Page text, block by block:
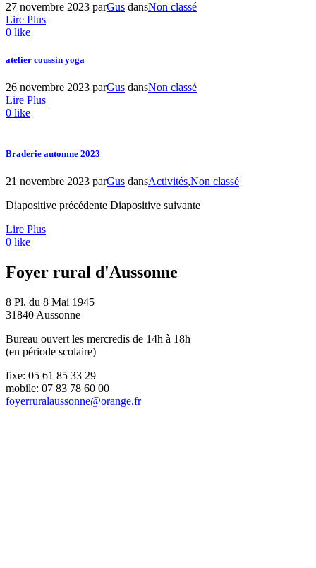
27 novembre 2023 parGus dansNon classé
Lire Plus
0 like
atelier coussin yoga
26 novembre 2023 parGus dansNon classé
Lire Plus
0 like
Braderie automne 2023
21 novembre 2023 parGus dansActivités,Non classé
Diapositive précédente Diapositive suivante
Lire Plus
0 like
Foyer rural d'Aussonne
8 Pl. du 8 Mai 1945
31840 Aussonne
Bureau ouvert les mercredis de 14h à 18h
(en période scolaire)
fixe: 05 61 85 33 29
mobile: 07 83 78 60 00
foyerruralaussonne@orange.fr